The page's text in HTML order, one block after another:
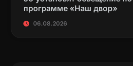
программе «Наш двор»
06.08.2026